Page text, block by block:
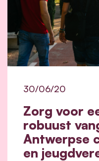
Zorg voor
robuust
Antwerpse
en
30/06/20